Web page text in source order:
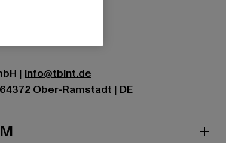
Baumwolle
| info@tbint.de
Ober-Ramstadt | DE